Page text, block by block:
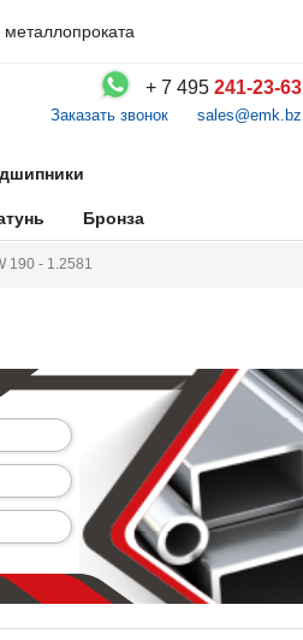
металлопроката
+ 7 495 241-23-63
Заказать звонок sales@emk.bz
Бронза
190 - 1.2581